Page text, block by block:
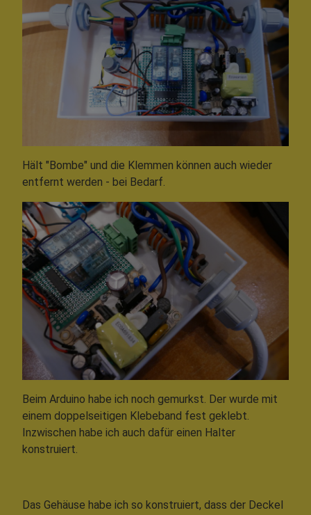
Hält "Bombe" und die Klemmen können auch wieder
entfernt werden - bei Bedarf.
Beim Arduino habe ich noch gemurkst. Der wurde mit
einem doppelseitigen Klebeband fest geklebt.
Inzwischen habe ich auch dafür einen Halter
konstruiert.
Das Gehäuse habe ich so konstruiert, dass der Deckel